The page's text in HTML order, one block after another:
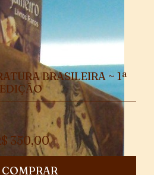
BRASILEIRA ~ 1ª
EDIÇÃO
350,00
COMPRAR